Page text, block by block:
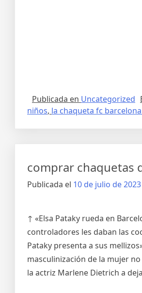
Publicada en Uncategorized
niños, la chaqueta fc
comprar chaquetas
Publicada el 10 de julio de 2023
↑ «Elsa Pataky rueda en
controladores les daban las
Pataky presenta a sus
masculinización de la mujer
la actriz Marlene Dietrich a